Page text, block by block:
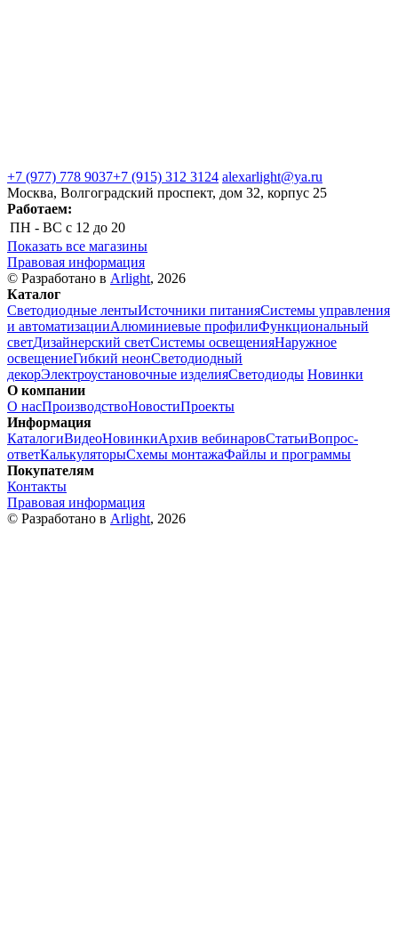
+7 (977) 778 9037+7 (915) 312 3124 alexarlight@ya.ru
Москва, Волгоградский проспект, дом 32, корпус 25
Работаем:
ПН - ВС с 12 до 20
Показать все магазины
Правовая информация
© Разработано в Arlight, 2026
Каталог
Светодиодные лентыИсточники питанияСистемы управления
и автоматизацииАлюминиевые профилиФункциональный
светДизайнерский светСистемы освещенияНаружное
освещениеГибкий неонСветодиодный
декорЭлектроустановочные изделияСветодиоды Новинки
О компании
О насПроизводствоНовостиПроекты
Информация
КаталогиВидеоНовинкиАрхив вебинаровСтатьиВопрос-
ответКалькуляторыСхемы монтажаФайлы и программы
Покупателям
Контакты
Правовая информация
© Разработано в Arlight, 2026